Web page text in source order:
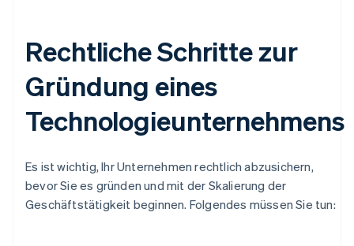
Rechtliche Schritte zur
Gründung eines
Technologieunternehmens
Es ist wichtig, Ihr Unternehmen rechtlich abzusichern,
bevor Sie es gründen und mit der Skalierung der
Geschäftstätigkeit beginnen. Folgendes müssen Sie tun: